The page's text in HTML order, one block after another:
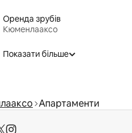
Оренда зрубів
Кюменлааксо
Показати більше
Апартаменти